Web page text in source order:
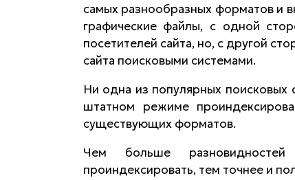
самых разнообразных форматов и
графические файлы, с одной
посетителей сайта, но, с другой
сайта поисковыми системами.
Ни одна из популярных поисковых
штатном режиме
существующих форматов.
Чем больше
проиндексировать, тем точнее и